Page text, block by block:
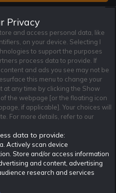
och jag är 18+. Regler
community. 2017 nominerades
sajter på spelbranschens egen
något specifikt spelbolag. Här hittar du
från de största och mest seriösa
Spelande
policy
Cookie Policy
Användarvilkor
Integritetspolicy
Rekatochklart shop
Privacy
and access personal data, like
on your device. Selecting I
to support the purposes
process data to provide. If
and ads you see may not be
this menu to change your
any time by clicking the Show
the webpage [or the floating icon
if applicable]. Your choices will
For more details, refer to our
data to provide:
Actively scan device
Store and/or access information
and content, advertising
research and services